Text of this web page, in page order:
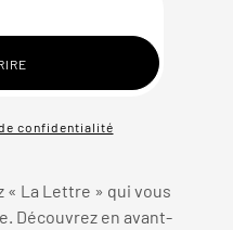
confidentialité
« La Lettre » qui vous
Découvrez en avant-